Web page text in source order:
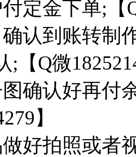
定金下单;【
认到账转制
;【Q微
确认好再付
】
好拍照或者